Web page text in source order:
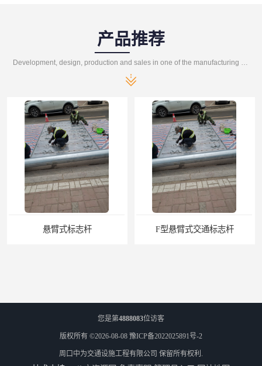
产品推荐
F型悬臂式交通标志杆 道路交通标志牌
您是第4888083位访客
版权所有 ©2026-08-08 豫ICP备2022025891号-2
周口中为交通设施工程有限公司 保留所有权利.